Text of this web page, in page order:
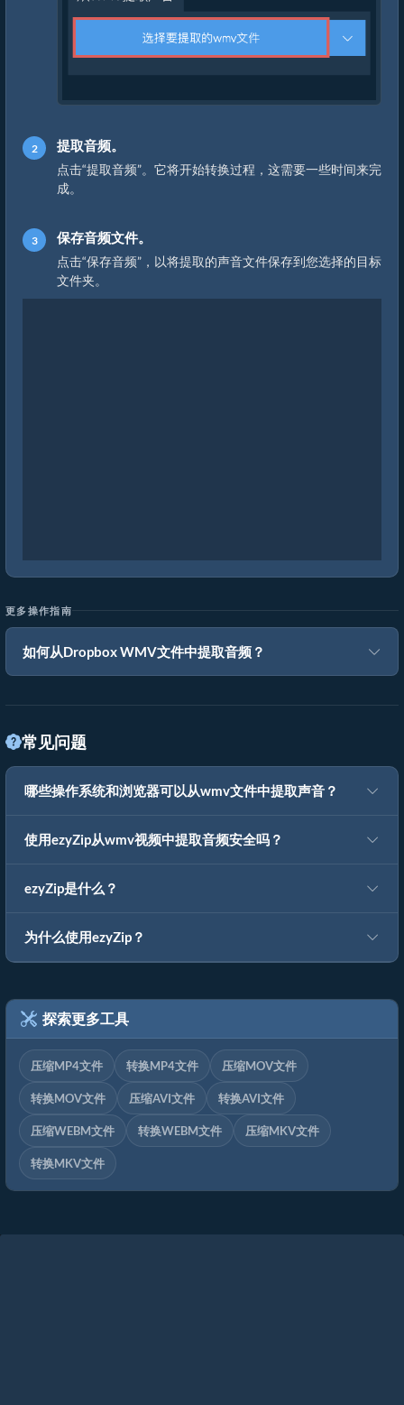
提取音频。
点击“提取音频”。它将开始转换过程，这需要一些时间来完
成。
保存音频文件。
点击“保存音频”，以将提取的声音文件保存到您选择的目标
文件夹。
更多操作指南
如何从Dropbox WMV文件中提取音频？
常见问题
哪些操作系统和浏览器可以从wmv文件中提取声音？
使用ezyZip从wmv视频中提取音频安全吗？
ezyZip是什么？
为什么使用ezyZip？
探索更多工具
压缩MP4文件 转换MP4文件 压缩MOV文件
转换MOV文件 压缩AVI文件 转换AVI文件
压缩WEBM文件 转换WEBM文件 压缩MKV文件
转换MKV文件